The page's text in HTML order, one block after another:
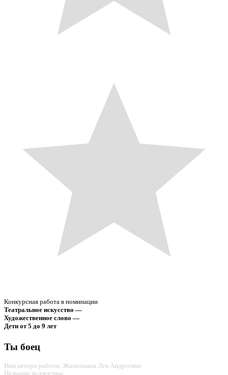
Конкурсная работа в номинации
Театральное искусство —
Художественное слово —
Дети от 5 до 9 лет
Ты боец
Имя автора работы: Жиличкина Лея Андреевна
Название коллектива: